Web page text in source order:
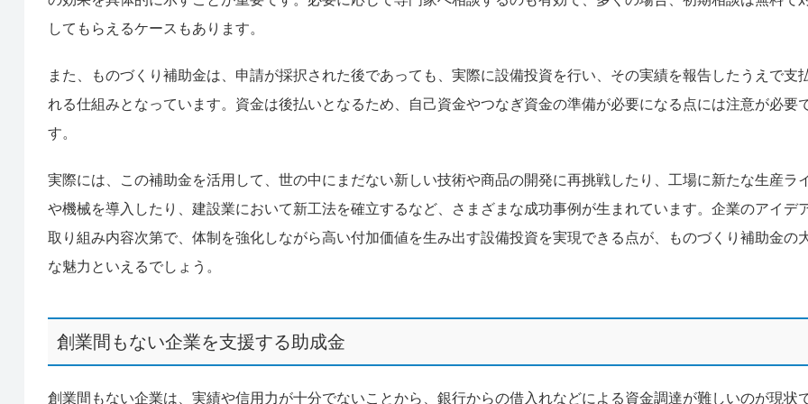
してもらえるケースもあります。
また、ものづくり補助金は、申請が採択された後であっても、実際に設備投資を行い、その実績を報告したうえで支
れる仕組みとなっています。資金は後払いとなるため、自己資金やつなぎ資金の準備が必要になる点には注意が必要
す。
実際には、この補助金を活用して、世の中にまだない新しい技術や商品の開発に再挑戦したり、工場に新たな生産ラ
や機械を導入したり、建設業において新工法を確立するなど、さまざまな成功事例が生まれています。企業のアイデ
取り組み内容次第で、体制を強化しながら高い付加価値を生み出す設備投資を実現できる点が、ものづくり補助金の
な魅力といえるでしょう。
創業間もない企業を支援する助成金
創業間もない企業は、実績や信用力が十分でないことから、銀行からの借入れなどによる資金調達が難しいのが現状